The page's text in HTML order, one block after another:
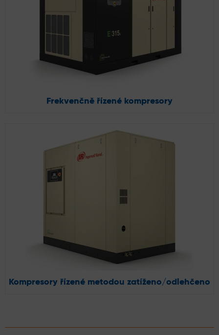
Frekvenčně řízené kompresory
Kompresory řízené metodou zatíženo/odlehčeno